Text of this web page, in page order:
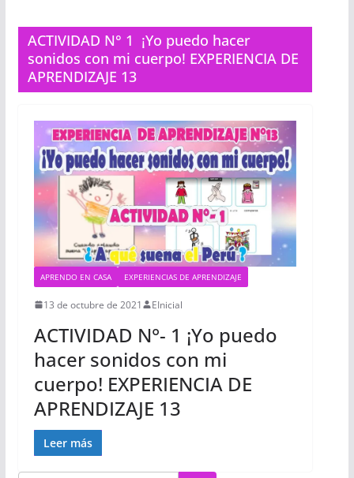
ACTIVIDAD N° 1 ¡Yo puedo hacer
sonidos con mi cuerpo! EXPERIENCIA DE
APRENDIZAJE 13
APRENDO EN CASA EXPERIENCIAS DE APRENDIZAJE
13 de octubre de 2021 EInicial
ACTIVIDAD N°- 1 ¡Yo puedo
hacer sonidos con mi
cuerpo! EXPERIENCIA DE
APRENDIZAJE 13
Leer más